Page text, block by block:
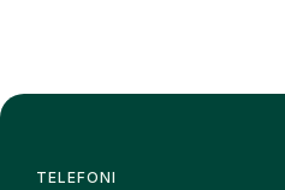
TELEFONI